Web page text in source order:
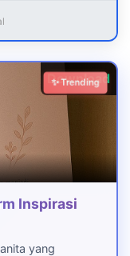
Download
✨ Trending
Inspirasi
yang